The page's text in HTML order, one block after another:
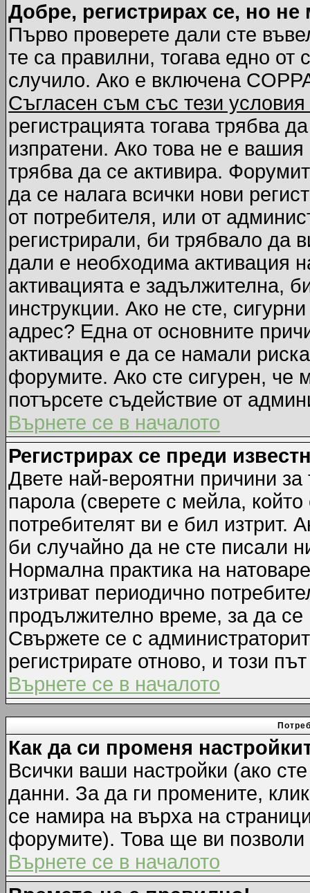
Добре, регистрирах се, но не
Първо проверете дали сте
те са правилни, тогава едно
случило. Ако е включена
Съгласен съм със тези
регистрацията тогава трябва
изпратени. Ако това не е
трябва да се активира.
да се налага всички нови
от потребителя, или от
регистрирали, би трябвало да
дали е необходима активация
активацията е задължителна,
инструкции. Ако не сте,
адрес? Една от основните
активация е да се намали
форумите. Ако сте сигурен, че
потърсете съдействие от
Върнете се в началото
Регистрирах се преди
Двете най-вероятни причини
парола (сверете с мейла,
потребителят ви е бил изтрит.
би случайно да не сте писали
Нормална практика на
изтриват периодично
продължително време, за да
Свържете се с
регистрирате отново, и този
Върнете се в началото
Как да си променя
Всички ваши настройки (ако
данни. За да ги промените,
се намира на върха на
форумите). Това ще ви позволи
Върнете се в началото